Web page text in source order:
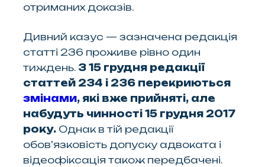
отриманих доказів.
Дивний казус — зазначена редакція
статті 236 проживе рівно один
тиждень. З 15 грудня редакції
статтей 234 і 236 перекриються
змінами, які вже прийняті, але
набудуть чинності 15 грудня 2017
року. Однак в тій редакції
обов’язковість допуску адвоката і
відеофіксація також передбачені.